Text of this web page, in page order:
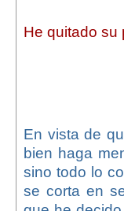
He quitado su
En vista de
bien haga
sino todo lo
se corta en